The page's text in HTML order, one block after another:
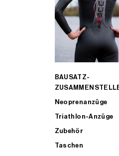
BAUSATZ-
Neoprenanzüge
Triathlon-Anzüge
Zubehör
Taschen